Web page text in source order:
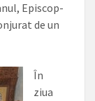
Episcop-
de un
În
ziua